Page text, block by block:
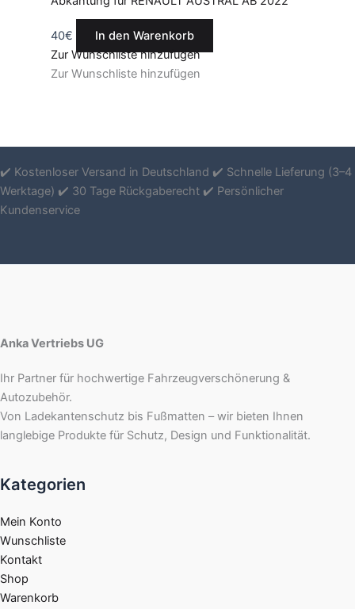
40€
In den Warenkorb
Zur Wunschliste hinzufügen
Zur Wunschliste hinzufügen
✔️ Kostenloser Versand in Deutschland ✔️ Schnelle Lieferung (3–4
Werktage) ✔️ 30 Tage Rückgaberecht ✔️ Persönlicher
Kundenservice
Anka Vertriebs UG
Ihr Partner für hochwertige Fahrzeugverschönerung &
Autozubehör.
Von Ladekantenschutz bis Fußmatten – wir bieten Ihnen
langlebige Produkte für Schutz, Design und Funktionalität.
Kategorien
Mein Konto
Wunschliste
Kontakt
Shop
Warenkorb